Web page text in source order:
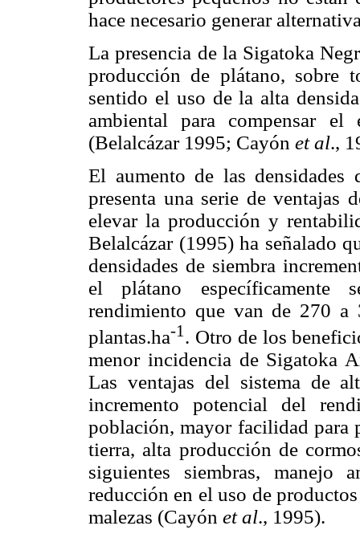
hace necesario generar
La presencia de la Sigatoka
producción de plátano, sobre
sentido el uso de la alta
ambiental para compensar
(Belalcázar 1995; Cayón et al.,
El aumento de las densidades
presenta una serie de ventajas
elevar la producción y
Belalcázar (1995) ha señalado
densidades de siembra
el plátano específicamente
rendimiento que van de 270 a
plantas.ha-1 . Otro de los
menor incidencia de Sigatoka
Las ventajas del sistema de
incremento potencial del
población, mayor facilidad
tierra, alta producción de
siguientes siembras, manejo
reducción en el uso de
malezas (Cayón et al., 1995).